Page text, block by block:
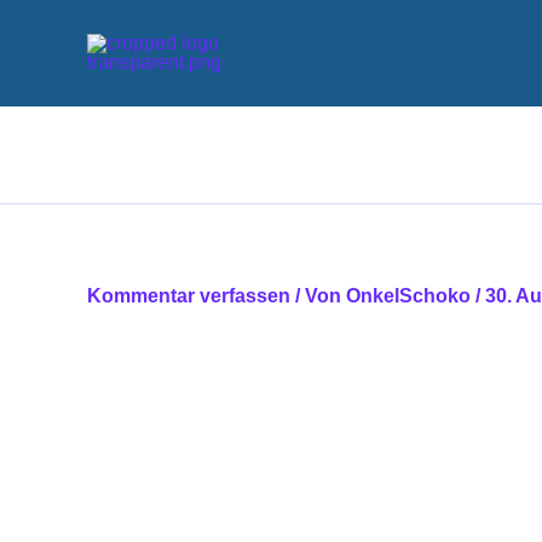
Kommentar verfassen / Von OnkelSchoko /30.